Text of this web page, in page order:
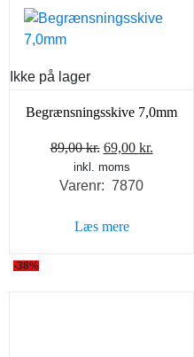
Ikke på lager
Begrænsningsskive 7,0mm
89,00kr. Den
oprindelige
pris
89,00 kr..
69,00 kr.
inkl. moms
Varenr: 7870
Læs mere
-38%